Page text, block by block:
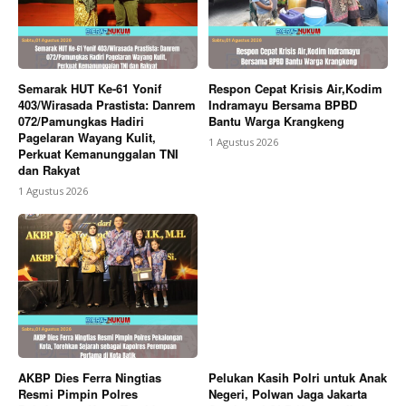
Semarak HUT Ke-61 Yonif
403/Wirasada Prastista: Danrem
072/Pamungkas Hadiri
Pagelaran Wayang Kulit,
Perkuat Kemanunggalan TNI
dan Rakyat
1 Agustus 2026
Respon Cepat Krisis Air,Kodim
Indramayu Bersama BPBD
Bantu Warga Krangkeng
1 Agustus 2026
AKBP Dies Ferra Ningtias
Resmi Pimpin Polres
Pelukan Kasih Polri untuk Anak
Negeri, Polwan Jaga Jakarta